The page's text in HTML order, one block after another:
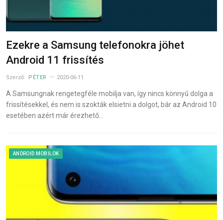
Ezekre a Samsung telefonokra jöhet
Android 11 frissítés
Szerző: PÉTER 2020-06-11
A Samsungnak rengetegféle mobilja van, így nincs könnyű dolga a
frissítésekkel, és nem is szokták elsietni a dolgot, bár az Android 10
esetében azért már érezhető…
ANDROID MOBILOK